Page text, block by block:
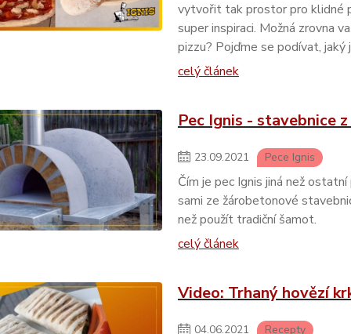
vytvořit tak prostor pro klidné
super inspiraci. Možná zrovna
pizzu? Pojďme se podívat, jaký
celý článek
Pec Ignis - stavebnice
23.09.2021 Pece Ignis
Čím je pec Ignis jiná než
sami ze žárobetonové
než použít tradiční šamot.
celý článek
Video: Trhaný hovězí
04.06.2021 Recepty